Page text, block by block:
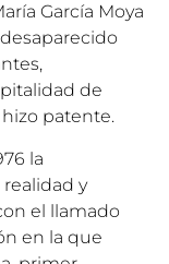
García Moya
de
patente.
la
y
el llamado
en la que